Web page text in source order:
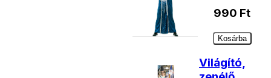
990 Ft
Kosárba
Világító,